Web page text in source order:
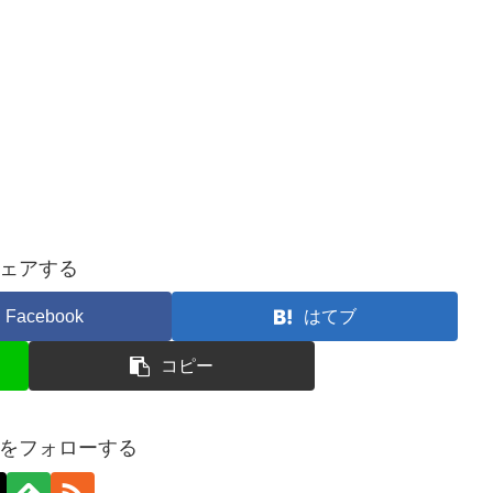
アする
Facebook はてブ
コピー
フォローする